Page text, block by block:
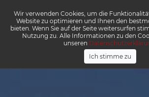
Wir verwenden Cookies, um die
Website zu optimieren und Ihnen den
bieten. Wenn Sie auf der Seite weitersurfen
Nutzung zu. Alle Informationen zu den
unseren
Ich stimme zu